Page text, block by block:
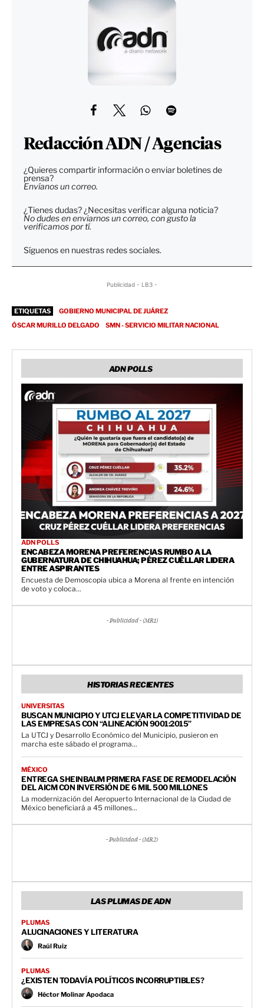
Redacción ADN / Agencias
¿Quieres compartir información o enviar boletines de
prensa?
Envíanos un correo.
¿Tienes dudas? ¿Necesitas verificar alguna noticia?
No dudes en enviarnos un correo, con gusto la
verificamos por tí.
Síguenos en nuestras redes sociales.
Publicidad - LB3 -
ETIQUETAS
GOBIERNO MUNICIPAL DE JUÁREZ
ÓSCAR MURILLO DELGADO
SMN - SERVICIO MILITAR NACIONAL
ADN POLLS
ADN POLLS
ENCABEZA MORENA PREFERENCIAS RUMBO A LA
GUBERNATURA DE CHIHUAHUA; PÉREZ CUÉLLAR LIDERA
ENTRE ASPIRANTES
Encuesta de Demoscopia ubica a Morena al frente en intención
de voto y coloca...
- Publicidad - (MR1)
HISTORIAS RECIENTES
UNIVERSITAS
BUSCAN MUNICIPIO Y UTCJ ELEVAR LA COMPETITIVIDAD DE
LAS EMPRESAS CON “ALINEACIÓN 9001:2015”
La UTCJ y Desarrollo Económico del Municipio, pusieron en
marcha este sábado el programa...
MÉXICO
ENTREGA SHEINBAUM PRIMERA FASE DE REMODELACIÓN
DEL AICM CON INVERSIÓN DE 6 MIL 500 MILLONES
La modernización del Aeropuerto Internacional de la Ciudad de
México beneficiará a 45 millones...
- Publicidad - (MR2)
LAS PLUMAS DE ADN
PLUMAS
ALUCINACIONES Y LITERATURA
Raúl Ruiz
PLUMAS
¿EXISTEN TODAVÍA POLÍTICOS INCORRUPTIBLES?
Héctor Molinar Apodaca